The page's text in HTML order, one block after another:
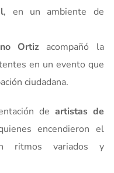
, en un ambiente de
Ortizacompañó la
en un evento que
ciudadana.
de artistas de
encendieron el
ritmos variados y